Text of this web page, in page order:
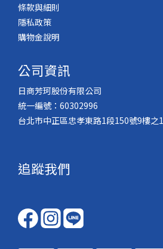
條款與細則
隱私政策
購物金說明
公司資訊
日商芳珂股份有限公司
統一編號：60302996
台北市中正區忠孝東路1段150號9樓之1
追蹤我們